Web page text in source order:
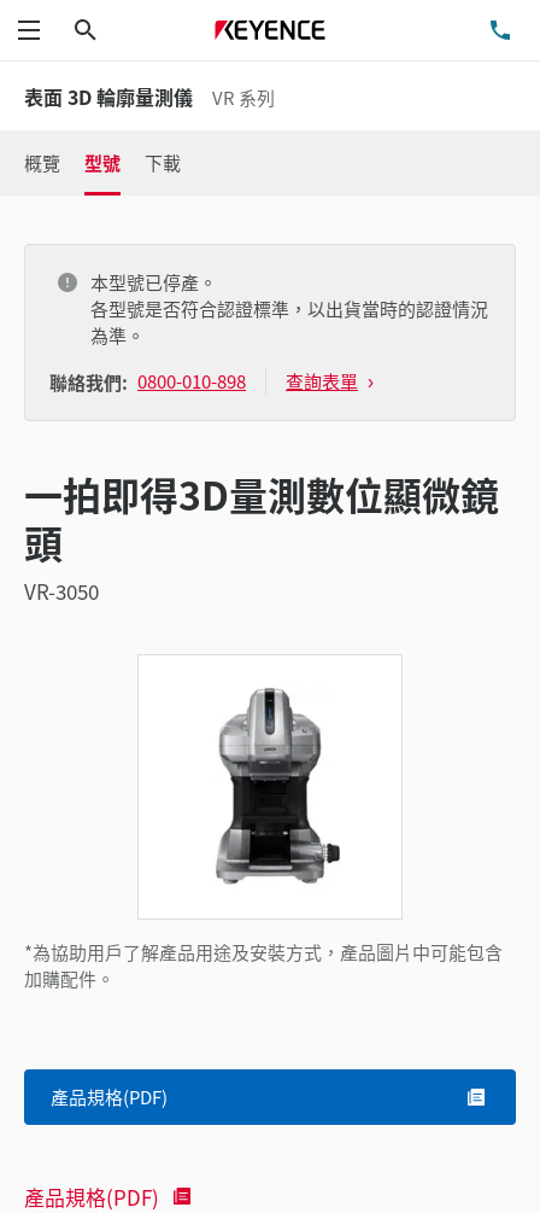
功能表
表面 3D 輪廓量測儀 VR 系列
概覽 型號 下載
本型號已停產。
各型號是否符合認證標準，以出貨當時的認證情況
為準。
聯絡我們: 0800-010-898 查詢表單
一拍即得3D量測數位顯微鏡
頭
VR-3050
*為協助用戶了解產品用途及安裝方式，產品圖片中可能包含
加購配件。
產品規格(PDF)
產品規格(PDF)